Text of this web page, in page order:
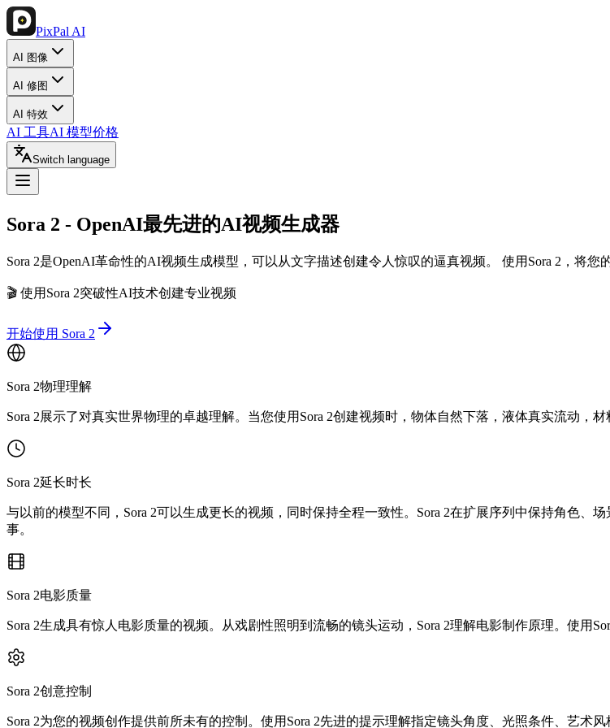
PixPal AI
AI 图像
AI 修图
AI 特效
AI 工具AI 模型价格
Switch language
Sora 2 - OpenAI最先进的AI视频生成器
Sora 2是OpenAI革命性的AI视频生成模型，可以从文字描述创建令人惊叹的逼真视频。 使用Sora 2，将
🎬 使用Sora 2突破性AI技术创建专业视频
开始使用 Sora 2
Sora 2物理理解
Sora 2展示了对真实世界物理的卓越理解。当您使用Sora 2创建视频时，物体自然下落，液体真实流动，
Sora 2延长时长
与以前的模型不同，Sora 2可以生成更长的视频，同时保持全程一致性。Sora 2在扩展序列中保持角色、
事。
Sora 2电影质量
Sora 2生成具有惊人电影质量的视频。从戏剧性照明到流畅的镜头运动，Sora 2理解电影制作原理。使用
Sora 2创意控制
Sora 2为您的视频创作提供前所未有的控制。使用Sora 2先进的提示理解指定镜头角度、光照条件、艺术